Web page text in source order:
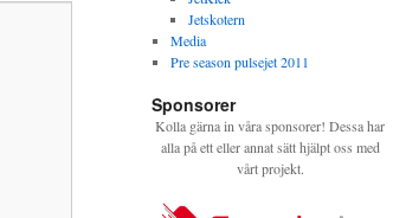
Jetskotern
Media
Pre season pulsejet 2011
Sponsorer
Kolla gärna in våra sponsorer! Dessa har
alla på ett eller annat sätt hjälpt oss med
vårt projekt.